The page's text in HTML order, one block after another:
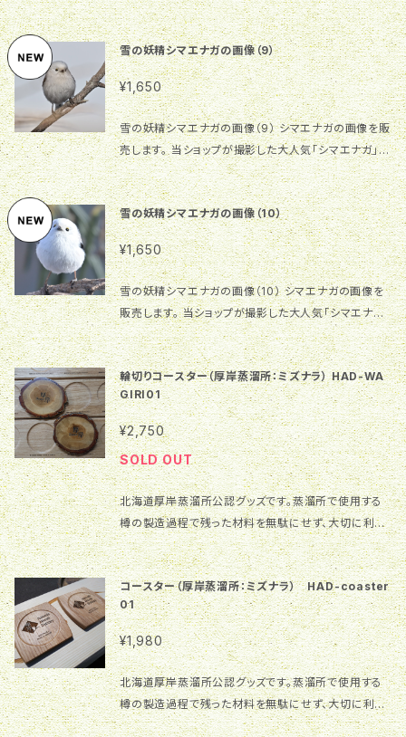
オリジナル画像です。 サイズ：2745×1827、376.6K
B、300dpi ご利用自由ですが、同一画像を複数人が
利用する場合があります。商用利用等の場合はご注意
願います。同一画像利用者間でのトラブルについては一
切の責任を負いませんので、予めご了承ください。
雪の妖精シマエナガの画像（9）
¥1,650
雪の妖精シマエナガの画像（9） シマエナガの画像を販
売します。 当ショップが撮影した大人気「シマエナガ」の
オリジナル画像です。 サイズ：2225×1481、206.9KB、
300dpi ご利用自由ですが、同一画像を複数人が利用
する場合があります。商用利用等の場合はご注意願い
ます。同一画像利用者間でのトラブルについては一切の
責任を負いませんので、予めご了承ください。
雪の妖精シマエナガの画像（10）
¥1,650
雪の妖精シマエナガの画像（10） シマエナガの画像を
販売します。 当ショップが撮影した大人気「シマエナガ」
のオリジナル画像です。 サイズ：2111×1405、365.5K
B、300dpi ご利用自由ですが、同一画像を複数人が
利用する場合があります。商用利用等の場合はご注意
願います。同一画像利用者間でのトラブルについては一
切の責任を負いませんので、予めご了承ください。
輪切りコースター（厚岸蒸溜所：ミズナラ） HAD-WA
GIRI01
¥2,750
SOLD OUT
北海道厚岸蒸溜所公認グッズです。蒸溜所で使用する
樽の製造過程で残った材料を無駄にせず、大切に利用
して商品にしました。当蒸溜所が目標としている「オー
ル厚岸産のウイスキー」に必要な厚岸産のミズナラ材
です。将来発売されるこの樽で熟成されたウイスキーと
時を同じく成長し味わい深くなる当商品は、厚岸蒸溜所
ファンは勿論のことウイスキーファンにとっても興味深
いものとなるでしょう！！ 原料となる小丸太が少量のた
め製品の数量に限りがございます！売り切れの場合は
ご容赦くださいませ。 1枚あたりの価格です。 樹 種：
北海道厚岸産ミズナラ 仕上げ：ウレタン塗装 サイズ：
コースター（厚岸蒸溜所：ミズナラ） HAD-coaster
01
¥1,980
北海道厚岸蒸溜所公認グッズです。蒸溜所で使用する
樽の製造過程で残った材料を無駄にせず、大切に利用
して商品にしました。当蒸溜所が目標としている「オー